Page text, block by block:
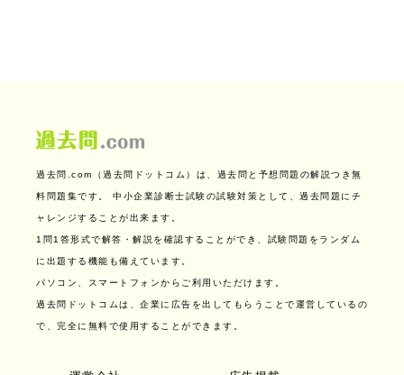
過去問.com（過去問ドットコム）は、過去問と予想問題の解説つき無
料問題集です。 中小企業診断士試験の試験対策として、過去問題にチ
ャレンジすることが出来ます。
1問1答形式で解答・解説を確認することができ、試験問題をランダム
に出題する機能も備えています。
パソコン、スマートフォンからご利用いただけます。
過去問ドットコムは、企業に広告を出してもらうことで運営しているの
で、完全に無料で使用することができます。